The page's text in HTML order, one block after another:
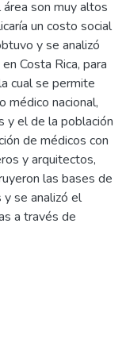
son muy altos
un costo social
y se analizó
Costa Rica, para
cual se permite
médico nacional,
y el de la población
de médicos con
y arquitectos,
las bases de
y se analizó el
a través de